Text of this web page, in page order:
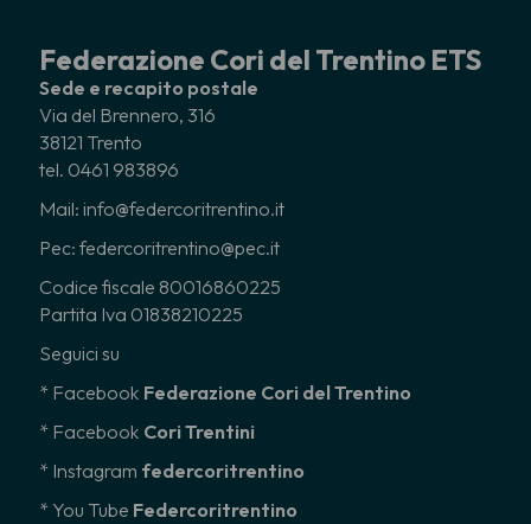
Federazione Cori del Trentino ETS
Sede e recapito postale
Via del Brennero, 316
38121 Trento
tel. 0461 983896
Mail: info@federcoritrentino.it
Pec: federcoritrentino@pec.it
Codice fiscale 80016860225
Partita Iva 01838210225
Seguici su
* Facebook Federazione Cori del Trentino
* Facebook Cori Trentini
* Instagram federcoritrentino
* You Tube Federcoritrentino